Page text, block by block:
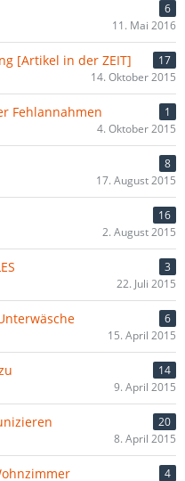
6
11. Mai 2016
[Artikel in der ZEIT]
17
14. Oktober 2015
Fehlannahmen
1
4. Oktober 2015
8
17. August 2015
16
2. August 2015
3
22. Juli 2015
6
15. April 2015
14
9. April 2015
20
8. April 2015
4